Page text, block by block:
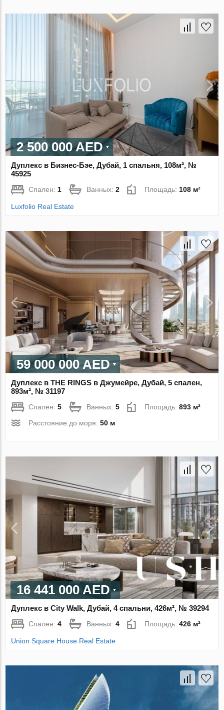
2 500 000 AED
Дуплекс в Бизнес-Бэе, Дубай, 1 спальня, 108м², №
45925
Спален: 1 Ванных:2 Площадь: 108 м²
Luxfolio Real Estate
59 000 000 AED
Дуплекс в THE RINGS в Джумейре, Дубай, 5 спален,
893м², № 31197
Спален:5 Ванных:5 Площадь:893 м²
Расстояние до моря:50 м
16 441 000 AED
Дуплекс в City Walk, Дубай, 4 спальни, 426м², № 39294
Спален:4 Ванных:4 Площадь:426 м²
Union Square House Real Estate